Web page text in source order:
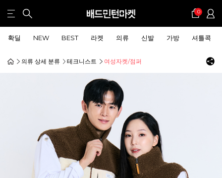
0
확딜 NEW BEST 라켓 의류 신발 가방 셔틀콕
의류 상세 분류 테크니스트 여성자켓/점퍼